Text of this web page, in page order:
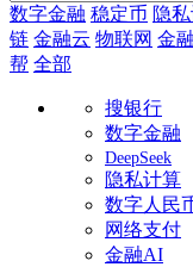
数字金融 稳定币 隐
链 金融云 物联网 金
帮 全部
搜银行
数字金融
DeepSeek
隐私计算
数字人民
网络支付
金融AI